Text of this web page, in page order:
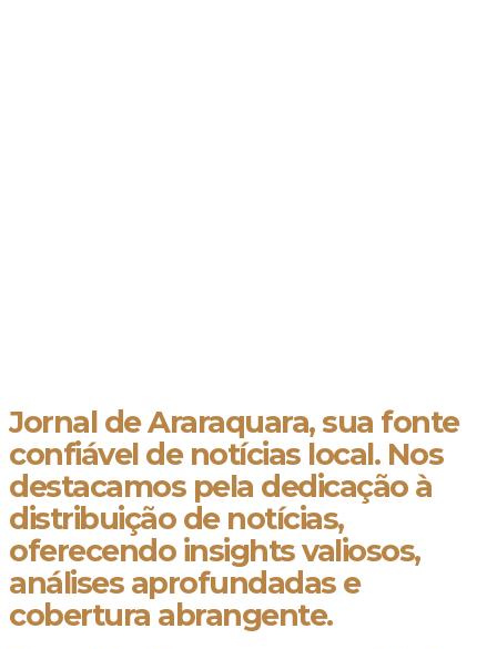
Jornal de Araraquara, sua fonte
confiável de notícias local. Nos
destacamos pela dedicação à
distribuição de notícias,
oferecendo insights valiosos,
análises aprofundadas e
cobertura abrangente.